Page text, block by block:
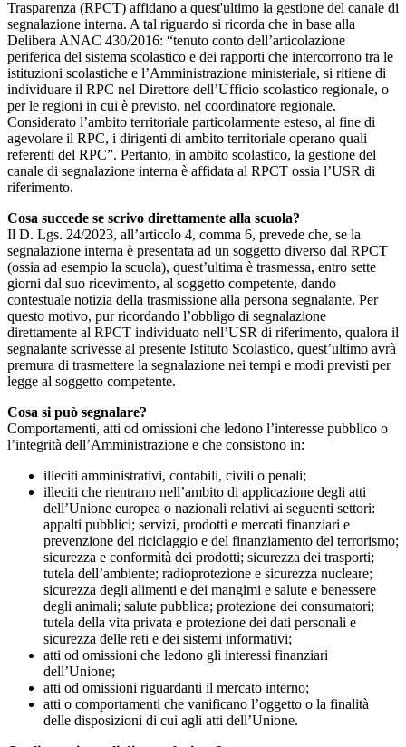
Trasparenza (RPCT) affidano a quest'ultimo la gestione del canale di
segnalazione interna. A tal riguardo si ricorda che in base alla
Delibera ANAC 430/2016: “tenuto conto dell’articolazione
periferica del sistema scolastico e dei rapporti che intercorrono tra le
istituzioni scolastiche e l’Amministrazione ministeriale, si ritiene di
individuare il RPC nel Direttore dell’Ufficio scolastico regionale, o
per le regioni in cui è previsto, nel coordinatore regionale.
Considerato l’ambito territoriale particolarmente esteso, al fine di
agevolare il RPC, i dirigenti di ambito territoriale operano quali
referenti del RPC”. Pertanto, in ambito scolastico, la gestione del
canale di segnalazione interna è affidata al RPCT ossia l’USR di
riferimento.
Cosa succede se scrivo direttamente alla scuola?
Il D. Lgs. 24/2023, all’articolo 4, comma 6, prevede che, se la
segnalazione interna è presentata ad un soggetto diverso dal RPCT
(ossia ad esempio la scuola), quest’ultima è trasmessa, entro sette
giorni dal suo ricevimento, al soggetto competente, dando
contestuale notizia della trasmissione alla persona segnalante. Per
questo motivo, pur ricordando l’obbligo di segnalazione
direttamente al RPCT individuato nell’USR di riferimento, qualora il
segnalante scrivesse al presente Istituto Scolastico, quest’ultimo avrà
premura di trasmettere la segnalazione nei tempi e modi previsti per
legge al soggetto competente.
Cosa si può segnalare?
Comportamenti, atti od omissioni che ledono l’interesse pubblico o
l’integrità dell’Amministrazione e che consistono in:
illeciti amministrativi, contabili, civili o penali;
illeciti che rientrano nell’ambito di applicazione degli atti
dell’Unione europea o nazionali relativi ai seguenti settori:
appalti pubblici; servizi, prodotti e mercati finanziari e
prevenzione del riciclaggio e del finanziamento del terrorismo;
sicurezza e conformità dei prodotti; sicurezza dei trasporti;
tutela dell’ambiente; radioprotezione e sicurezza nucleare;
sicurezza degli alimenti e dei mangimi e salute e benessere
degli animali; salute pubblica; protezione dei consumatori;
tutela della vita privata e protezione dei dati personali e
sicurezza delle reti e dei sistemi informativi;
atti od omissioni che ledono gli interessi finanziari
dell’Unione;
atti od omissioni riguardanti il mercato interno;
atti o comportamenti che vanificano l’oggetto o la finalità
delle disposizioni di cui agli atti dell’Unione.